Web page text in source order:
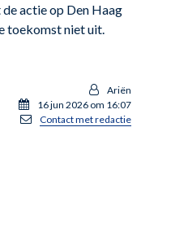
actie op Den Haag
toekomst niet uit.
Ariën
16 jun 2026 om 16:07
Contact met redactie